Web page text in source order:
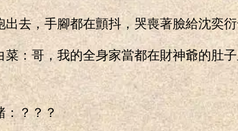
，手腳都在顫抖，哭喪著臉給沈奕衍
哥，我的全身家當都在財神爺的肚子
？？？